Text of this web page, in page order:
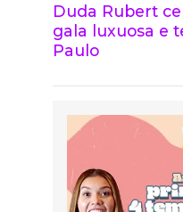
Duda Rubert
gala luxuosa e
Paulo